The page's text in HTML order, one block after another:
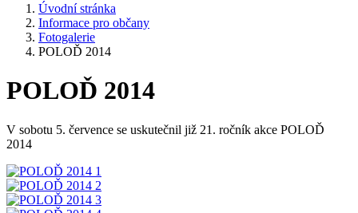
Úvodní stránka
Informace pro občany
Fotogalerie
POLOĎ 2014
POLOĎ 2014
V sobotu 5. července se uskutečnil již 21. ročník akce POLOĎ
2014